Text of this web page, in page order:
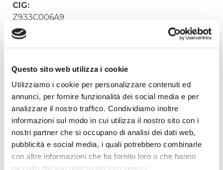
Questo sito web utilizza i cookie
Utilizziamo i cookie per personalizzare contenuti ed
annunci, per fornire funzionalità dei social media e per
analizzare il nostro traffico. Condividiamo inoltre
informazioni sul modo in cui utilizza il nostro sito con i
nostri partner che si occupano di analisi dei dati web,
pubblicità e social media, i quali potrebbero combinarle
con altre informazioni che ha fornito loro o che hanno
raccolto dal suo utilizzo dei loro servizi.
CIG:
Z933C006A9
Struttura proponente:
Irisacqua srl P.I./C.F. 01070220312. - Ufficio
Oggetto:
ACQUISTO SPAZZOLE DI RICAMBIO PER
ROTOSTACCIO DEPURATORE DI GRADISCA
Elenco operatori invitati:
Codice Fiscale:
Procedura di scelta:
Affidamento ai sensi del Regolamento Generale